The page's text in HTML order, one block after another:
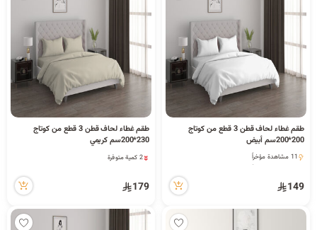
طقم غطاء لحاف قطن 3 قطع من كوتاج
200*200سم أبيض
11 مشاهدة مؤخراً
149
طقم غطاء لحاف قطن 3 قطع من كوتاج
230*200سم كريمي
2 كمية متوفرة
2 كمية متوفرة
5 مشاهدة مؤخراً
179